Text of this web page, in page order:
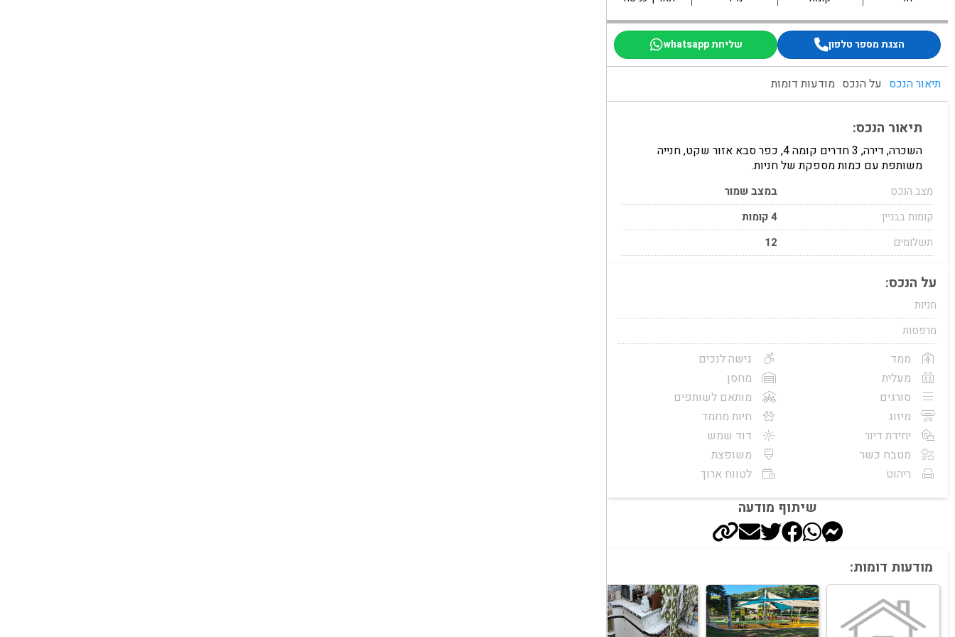
הצגת מספר טלפון שליחת whatsapp
תיאור הנכס על הנכס מודעות דומות
תיאור הנכס:
השכרה, דירה, 3 חדרים קומה 4, כפר סבא אזור שקט, חנייה
משותפת עם כמות מספקת של חניות.
מצב הנכס
במצב שמור
קומות בבניין
4 קומות
תשלומים
12
על הנכס:
חניות
מרפסות
ממד
מעלית
סורגים
מיזוג
יחידת דיור
מטבח כשר
ריהוט
גישה לנכים
מחסן
מותאם לשותפים
חיות מחמד
דוד שמש
משופצת
לטווח ארוך
שיתוף מודעה
מודעות דומות: